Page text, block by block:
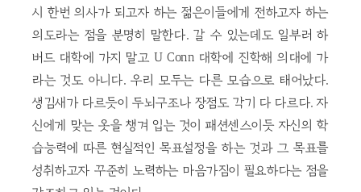
시 한번 의사가 되고자 하는 젊은이들에게 전하고자 하는
의도라는 점을 분명히 말한다. 갈 수 있는데도 일부러 하
버드 대학에 가지 말고 U Conn 대학에 진학해 의대에 가
라는 것도 아니다. 우리 모두는 다른 모습으로 태어났다.
생김새가 다르듯이 두뇌구조나 장점도 각기 다 다르다. 자
신에게 맞는 옷을 챙겨 입는 것이 패션센스이듯 자신의 학
습능력에 따른 현실적인 목표설정을 하는 것과 그 목표를
성취하고자 꾸준히 노력하는 마음가짐이 필요하다는 점을